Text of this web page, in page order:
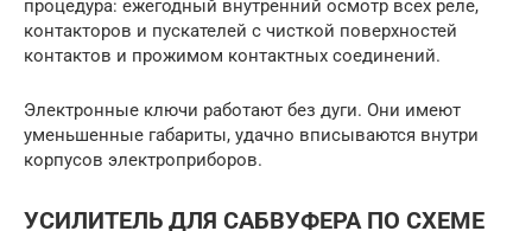
процедура: ежегодный внутренний осмотр всех реле,
контакторов и пускателей с чисткой поверхностей
контактов и прожимом контактных соединений.
Электронные ключи работают без дуги. Они имеют
уменьшенные габариты, удачно вписываются внутри
корпусов электроприборов.
УСИЛИТЕЛЬ ДЛЯ САБВУФЕРА ПО СХЕМЕ